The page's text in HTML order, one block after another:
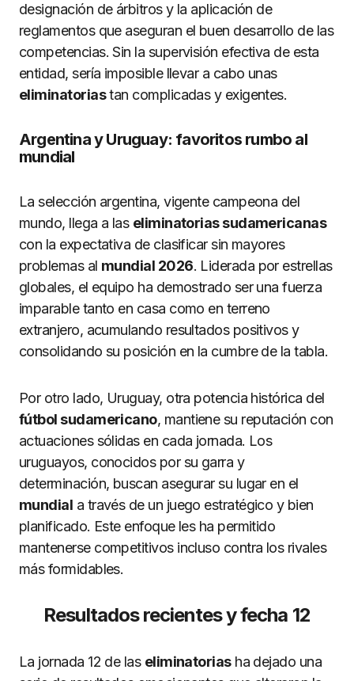
designación de árbitros y la aplicación de
reglamentos que aseguran el buen desarrollo de las
competencias. Sin la supervisión efectiva de esta
entidad, sería imposible llevar a cabo unas
eliminatoriastan complicadas y exigentes.
Argentina y Uruguay: favoritos rumbo al
mundial
La selección argentina, vigente campeona del
mundo, llega a las eliminatorias sudamericanas
con la expectativa de clasificar sin mayores
problemas al mundial 2026. Liderada por estrellas
globales, el equipo ha demostrado ser una fuerza
imparable tanto en casa como en terreno
extranjero, acumulando resultados positivos y
consolidando su posición en la cumbre de la tabla.
Por otro lado, Uruguay, otra potencia histórica del
fútbol sudamericano, mantiene su reputación con
actuaciones sólidas en cada jornada. Los
uruguayos, conocidos por su garra y
determinación, buscan asegurar su lugar en el
mundial a través de un juego estratégico y bien
planificado. Este enfoque les ha permitido
mantenerse competitivos incluso contra los rivales
más formidables.
Resultados recientes y fecha 12
La jornada 12 de las eliminatoriasha dejado una